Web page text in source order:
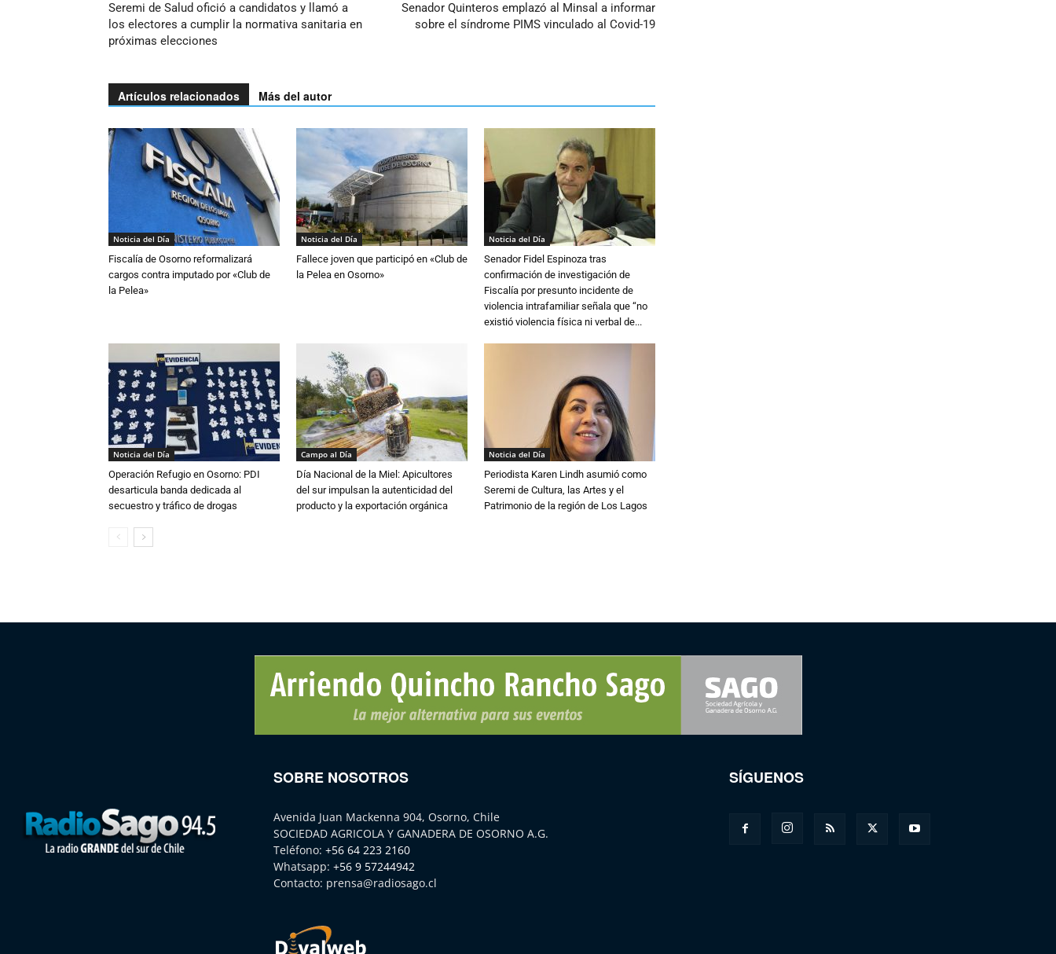
Seremi de Salud ofició a candidatos y llamó a
los electores a cumplir la normativa sanitaria en
próximas elecciones
Senador Quinteros emplazó al Minsal a informar
sobre el síndrome PIMS vinculado al Covid-19
Artículos relacionados Más del autor
Noticia del Día
Fiscalía de Osorno reformalizará
cargos contra imputado por «Club de
la Pelea»
Noticia del Día
Fallece joven que participó en «Club de
la Pelea en Osorno»
Noticia del Día
Senador Fidel Espinoza tras
confirmación de investigación de
Fiscalía por presunto incidente de
violencia intrafamiliar señala que “no
existió violencia física ni verbal de...
Noticia del Día
Operación Refugio en Osorno: PDI
desarticula banda dedicada al
secuestro y tráfico de drogas
Campo al Día
Día Nacional de la Miel: Apicultores
del sur impulsan la autenticidad del
producto y la exportación orgánica
Noticia del Día
Periodista Karen Lindh asumió como
Seremi de Cultura, las Artes y el
Patrimonio de la región de Los Lagos
SOBRE NOSOTROS
Avenida Juan Mackenna 904, Osorno, Chile
SOCIEDAD AGRICOLA Y GANADERA DE OSORNO A.G.
Teléfono: +56 64 223 2160
Whatsapp: +56 9 57244942
Contacto: prensa@radiosago.cl
SÍGUENOS